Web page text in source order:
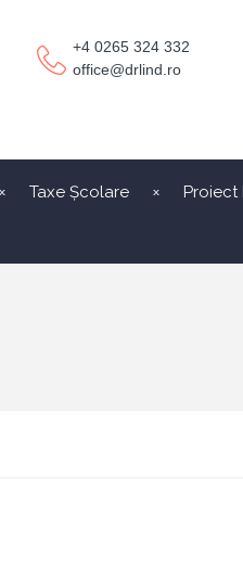
+4 0265 324 332
office@drlind.ro
Taxe Școlare Proiect